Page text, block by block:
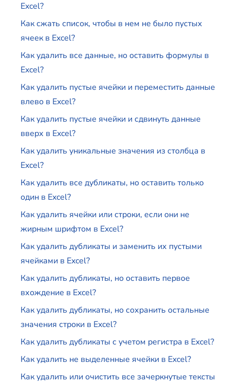
Excel?
Как сжать список, чтобы в нем не было пустых
ячеек в Excel?
Как удалить все данные, но оставить формулы в
Excel?
Как удалить пустые ячейки и переместить данные
влево в Excel?
Как удалить пустые ячейки и сдвинуть данные
вверх в Excel?
Как удалить уникальные значения из столбца в
Excel?
Как удалить все дубликаты, но оставить только
один в Excel?
Как удалить ячейки или строки, если они не
жирным шрифтом в Excel?
Как удалить дубликаты и заменить их пустыми
ячейками в Excel?
Как удалить дубликаты, но оставить первое
вхождение в Excel?
Как удалить дубликаты, но сохранить остальные
значения строки в Excel?
Как удалить дубликаты с учетом регистра в Excel?
Как удалить не выделенные ячейки в Excel?
Как удалить или очистить все зачеркнутые тексты